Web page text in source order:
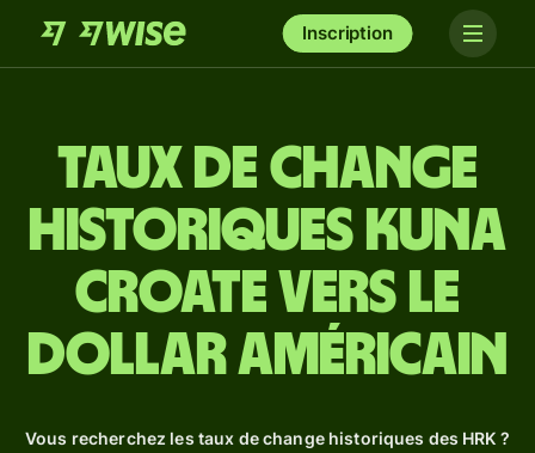
Inscription
Taux de change
historiques kuna
croate vers le
dollar américain
Vous recherchez les taux de change historiques des HRK ?